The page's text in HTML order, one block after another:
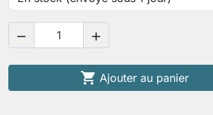
 
 Ajouter au panier